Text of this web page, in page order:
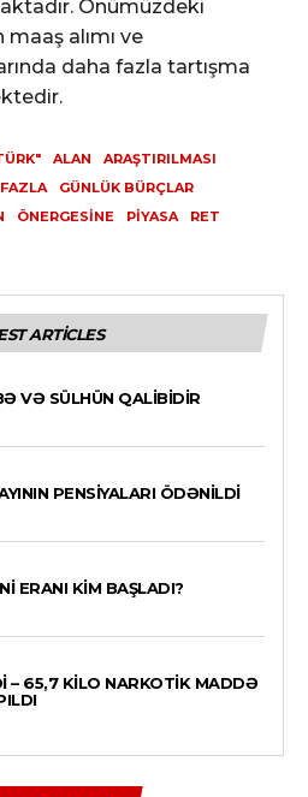
Önümüzdeki
alımı ve
daha fazla tartışma
ALAN
ARAŞTIRILMASI
FAZLA
GÜNLÜK BÜRÇLAR
ÖNERGESINE PIYASA
RET
ARTICLES
VƏ SÜLHÜN QALIBIDIR
PENSIYALARI ÖDƏNILDI
ERANI KIM BAŞLADI?
– 65,7 KILO NARKOTIK MADDƏ